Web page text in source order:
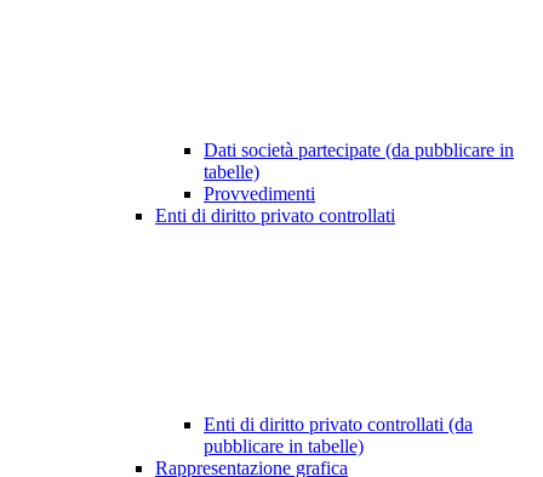
Dati società partecipate (da pubblicare in
tabelle)
Provvedimenti
Enti di diritto privato controllati
Enti di diritto privato controllati (da
pubblicare in tabelle)
Rappresentazione grafica